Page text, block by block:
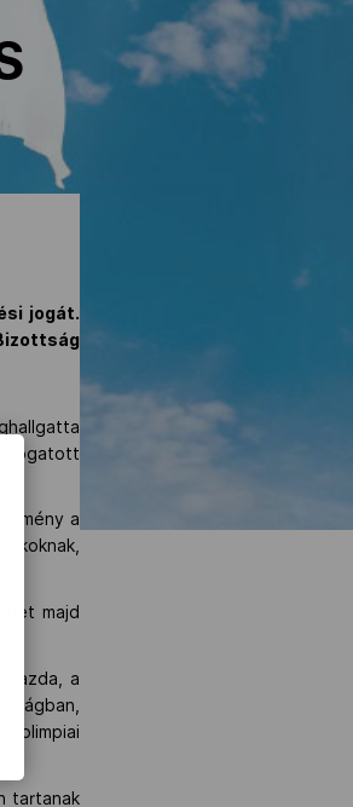
jogát.
a
majd
a
olimpiai
tartanak